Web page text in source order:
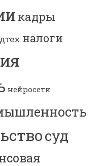
кадры
налоги
нейросети
суд